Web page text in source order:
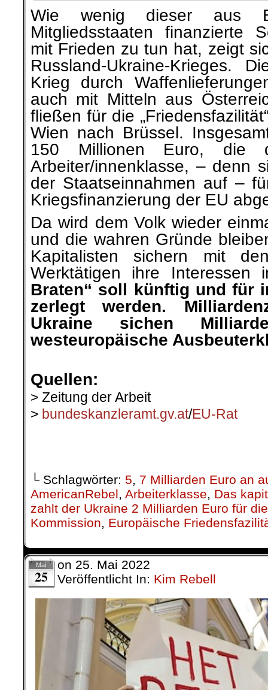
Wie wenig dieser aus
Mitgliedsstaaten finanzierte
mit Frieden zu tun hat, zeigt
Russland-Ukraine-Krieges.
Krieg durch
auch mit Mitteln aus
fließen für die
Wien nach Brüssel.
150 Millionen Euro, die
Arbeiter/innenklasse, – denn
der Staatseinnahmen auf –
Kriegsfinanzierung der EU
Da wird dem Volk wieder
und die wahren Gründe
Kapitalisten sichern mit
Werktätigen ihre
Braten“ soll künftig und für
zerlegt werden.
Ukraine sichen
westeuropäische
Quellen:
> Zeitung der Arbeit
> bundeskanzleramt.gv.at/EU-Rat
└ Schlagwörter: 5, 7 Milliarden Euro an
AmericanRebel, Arbeiterklasse, Das
zahlt der Ukraine 2 Milliarden Euro für
Kommission, Europäische
Mai
25
on 25. Mai 2022
Veröffentlicht In: Kim Rebell